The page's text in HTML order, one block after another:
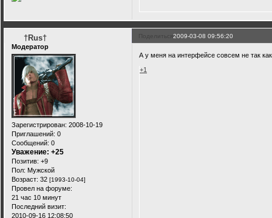
Поделиться2009-03-08 09:56:20
†Rus†
Модератор
Зарегистрирован: 2008-10-19
Приглашений: 0
Сообщений: 0
Уважение: +25
Позитив: +9
Пол: Мужской
Возраст: 32 [1993-10-04]
Провел на форуме:
21 час 10 минут
Последний визит:
2010-09-16 12:08:50
А у меня на интерфейсе совсем не так
+1